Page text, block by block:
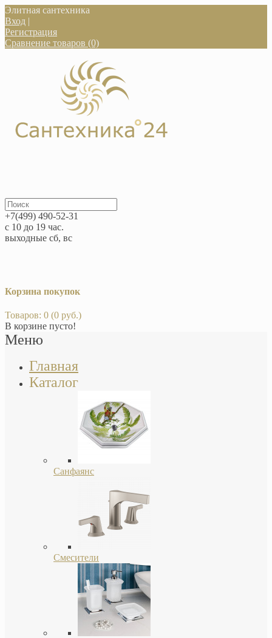
Элитная сантехника
Вход |
Регистрация
Сравнение товаров (0)
+7(499) 490-52-31
с 10 до 19 час.
выходные сб, вс
Корзина покупок
Товаров: 0 (0 руб.)
В корзине пусто!
Меню
Главная
Каталог
Санфаянс
Смесители